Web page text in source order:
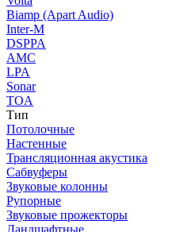
Biamp (Apart Audio)
Inter-M
DSPPA
AMC
LPA
Sonar
TOA
Тип
Потолочные
Настенные
Трансляционная акустика
Сабвуферы
Звуковые колонны
Рупорные
Звуковые прожекторы
Ландшафтные